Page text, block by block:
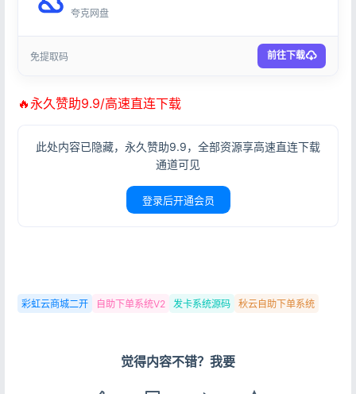
夸克网盘
免提取码 前往下载
🔥永久赞助9.9/高速直连下载
此处内容已隐藏，永久赞助9.9，全部资源享高速直连下载
通道可见
登录后开通会员
彩虹云商城二开 自助下单系统V2 发卡系统源码 秋云自助下单系统
觉得内容不错？我要